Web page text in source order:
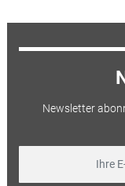
Newsletter